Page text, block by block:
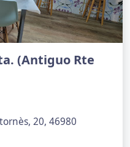
(Antiguo Rte
20, 46980